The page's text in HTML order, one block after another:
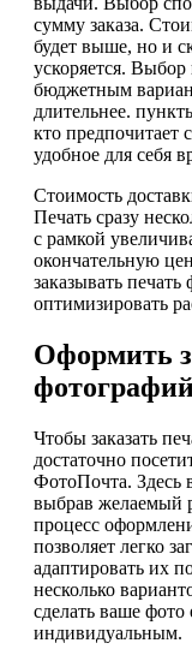
сумму заказа.
будет выше, но и
ускоряется. Выбор
бюджетным
длительнее.
кто предпочитает
удобное для себя
Стоимость
Печать сразу
с рамкой
окончательную
заказывать
оптимизировать
Оформить
Чтобы заказать
достаточно
ФотоПочта. Здесь
выбрав желаемый
процесс
позволяет легко
адаптировать их
несколько
сделать ваше
индивидуальным.